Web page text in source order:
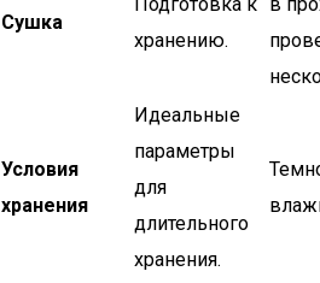
Сушка
хранению.
Условия
хранения
Идеальные
параметры
для
длительного
хранения.